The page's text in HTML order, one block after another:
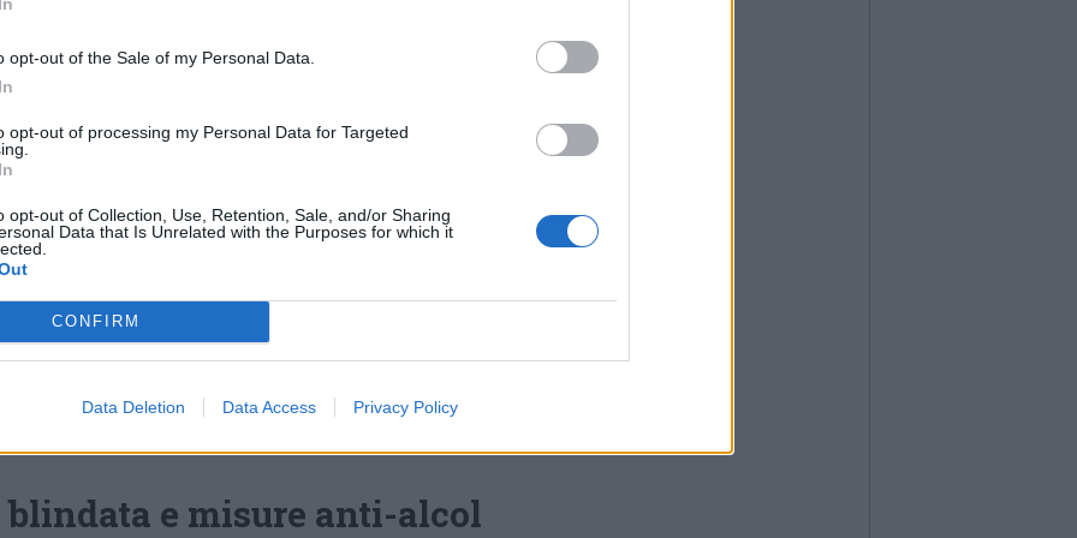
opt-out of the Sale of my Personal Data.
opt-out of processing my Personal Data for Targeted
opt-out of Collection, Use, Retention, Sale, and/or Sharing
Data that Is Unrelated with the Purposes for which it
CONFIRM
Data Deletion Data Access Privacy Policy
raggiungibile sia in auto sia con i
ed è servita dai collegamenti con
consigliati due parcheggi
piazzale Primo Maggio
, raggiungibile con una breve
dagli ingressi predisposti dagli
blindata e misure anti-alcol